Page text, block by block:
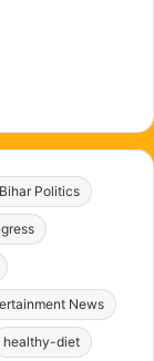
Bihar Politics
News
healthy-diet